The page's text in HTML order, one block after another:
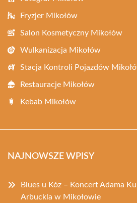
Fryzjer Mikołów
Salon Kosmetyczny Mikołów
Wulkanizacja Mikołów
Stacja Kontroli Pojazdów
Restauracje Mikołów
Kebab Mikołów
NAJNOWSZE WPISY
Blues u Kóz – Koncert Adama
Arbuckla w Mikołowie